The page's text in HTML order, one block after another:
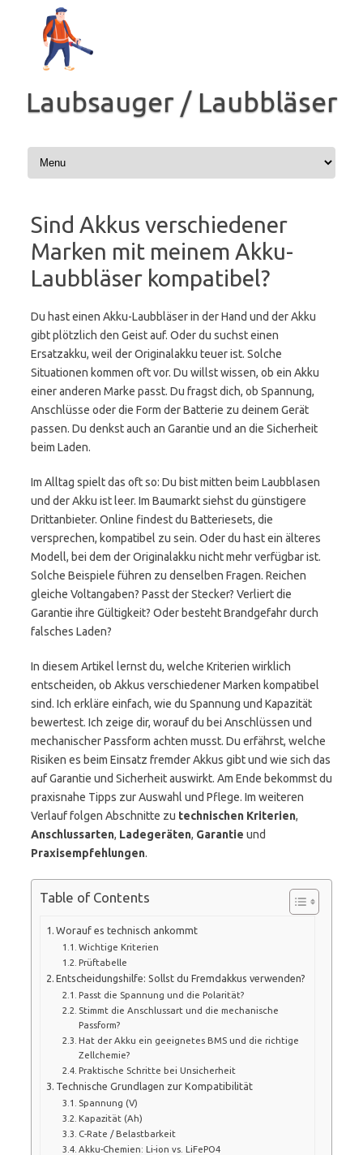
Inhalt
springen
Laubsauger / Laubbläser
Sind Akkus verschiedener
Marken mit meinem Akku-
Laubbläser kompatibel?
Du hast einen Akku-Laubbläser in der Hand und der Akku
gibt plötzlich den Geist auf. Oder du suchst einen
Ersatzakku, weil der Originalakku teuer ist. Solche
Situationen kommen oft vor. Du willst wissen, ob ein Akku
einer anderen Marke passt. Du fragst dich, ob Spannung,
Anschlüsse oder die Form der Batterie zu deinem Gerät
passen. Du denkst auch an Garantie und an die Sicherheit
beim Laden.
Im Alltag spielt das oft so: Du bist mitten beim Laubblasen
und der Akku ist leer. Im Baumarkt siehst du günstigere
Drittanbieter. Online findest du Batteriesets, die
versprechen, kompatibel zu sein. Oder du hast ein älteres
Modell, bei dem der Originalakku nicht mehr verfügbar ist.
Solche Beispiele führen zu denselben Fragen. Reichen
gleiche Voltangaben? Passt der Stecker? Verliert die
Garantie ihre Gültigkeit? Oder besteht Brandgefahr durch
falsches Laden?
In diesem Artikel lernst du, welche Kriterien wirklich
entscheiden, ob Akkus verschiedener Marken kompatibel
sind. Ich erkläre einfach, wie du Spannung und Kapazität
bewertest. Ich zeige dir, worauf du bei Anschlüssen und
mechanischer Passform achten musst. Du erfährst, welche
Risiken es beim Einsatz fremder Akkus gibt und wie sich das
auf Garantie und Sicherheit auswirkt. Am Ende bekommst du
praxisnahe Tipps zur Auswahl und Pflege. Im weiteren
Verlauf folgen Abschnitte zu technischen Kriterien,
Anschlussarten, Ladegeräten, Garantie und
Praxisempfehlungen.
Table of Contents
Worauf es technisch ankommt
Wichtige Kriterien
Prüftabelle
Entscheidungshilfe: Sollst du Fremdakkus verwenden?
Passt die Spannung und die Polarität?
Stimmt die Anschlussart und die mechanische
Passform?
Hat der Akku ein geeignetes BMS und die richtige
Zellchemie?
Praktische Schritte bei Unsicherheit
Technische Grundlagen zur Kompatibilität
Spannung (V)
Kapazität (Ah)
C-Rate / Belastbarkeit
Akku-Chemien: Li-ion vs. LiFePO4